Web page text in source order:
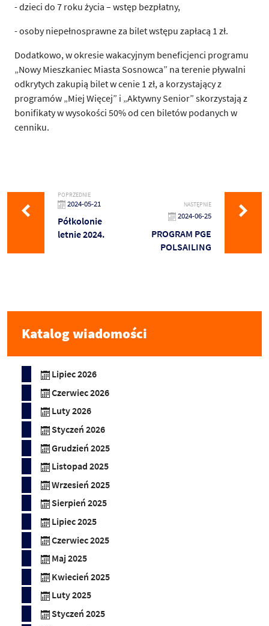
- dzieci do 7 roku życia – wstęp bezpłatny,
- osoby niepełnosprawne za bilet wstępu zapłacą 1 zł.
Dodatkowo, w okresie wakacyjnym beneficjenci programu
„Nowy Mieszkaniec Miasta Sosnowca” na terenie pływalni
odkrytych zakupią bilet w cenie 1 zł, a korzystający z
programów „Miej Więcej” i „Aktywny Senior” skorzystają z
bonifikaty w wysokości 50% od cen biletów podanych w
cenniku.
POPRZEDNIE
2024-05-21
Półkolonie
letnie 2024.
NASTĘPNIE
2024-06-25
PROGRAM PGE
POLSAILING
Katalog wiadomości
Lipiec 2026
Czerwiec 2026
Luty 2026
Styczeń 2026
Grudzień 2025
Listopad 2025
Wrzesień 2025
Sierpień 2025
Lipiec 2025
Czerwiec 2025
Maj 2025
Kwiecień 2025
Luty 2025
Styczeń 2025